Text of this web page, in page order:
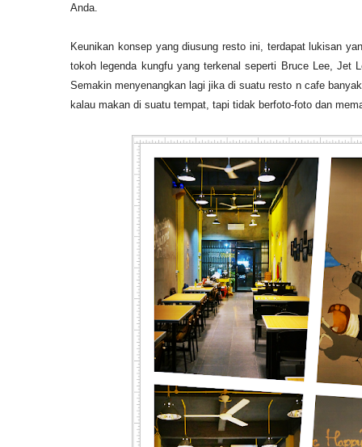
Anda.
Keunikan konsep yang diusung resto ini, terdapat lukisan
tokoh legenda kungfu yang terkenal seperti Bruce Lee,
Semakin menyenangkan lagi jika di suatu resto n cafe
kalau makan di suatu tempat, tapi tidak berfoto-foto dan